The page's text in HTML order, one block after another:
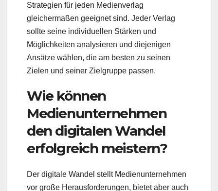
Strategien für jeden Medienverlag
gleichermaßen geeignet sind. Jeder Verlag
sollte seine individuellen Stärken und
Möglichkeiten analysieren und diejenigen
Ansätze wählen, die am besten zu seinen
Zielen und seiner Zielgruppe passen.
Wie können
Medienunternehmen
den digitalen Wandel
erfolgreich meistern?
Der digitale Wandel stellt Medienunternehmen
vor große Herausforderungen, bietet aber auch